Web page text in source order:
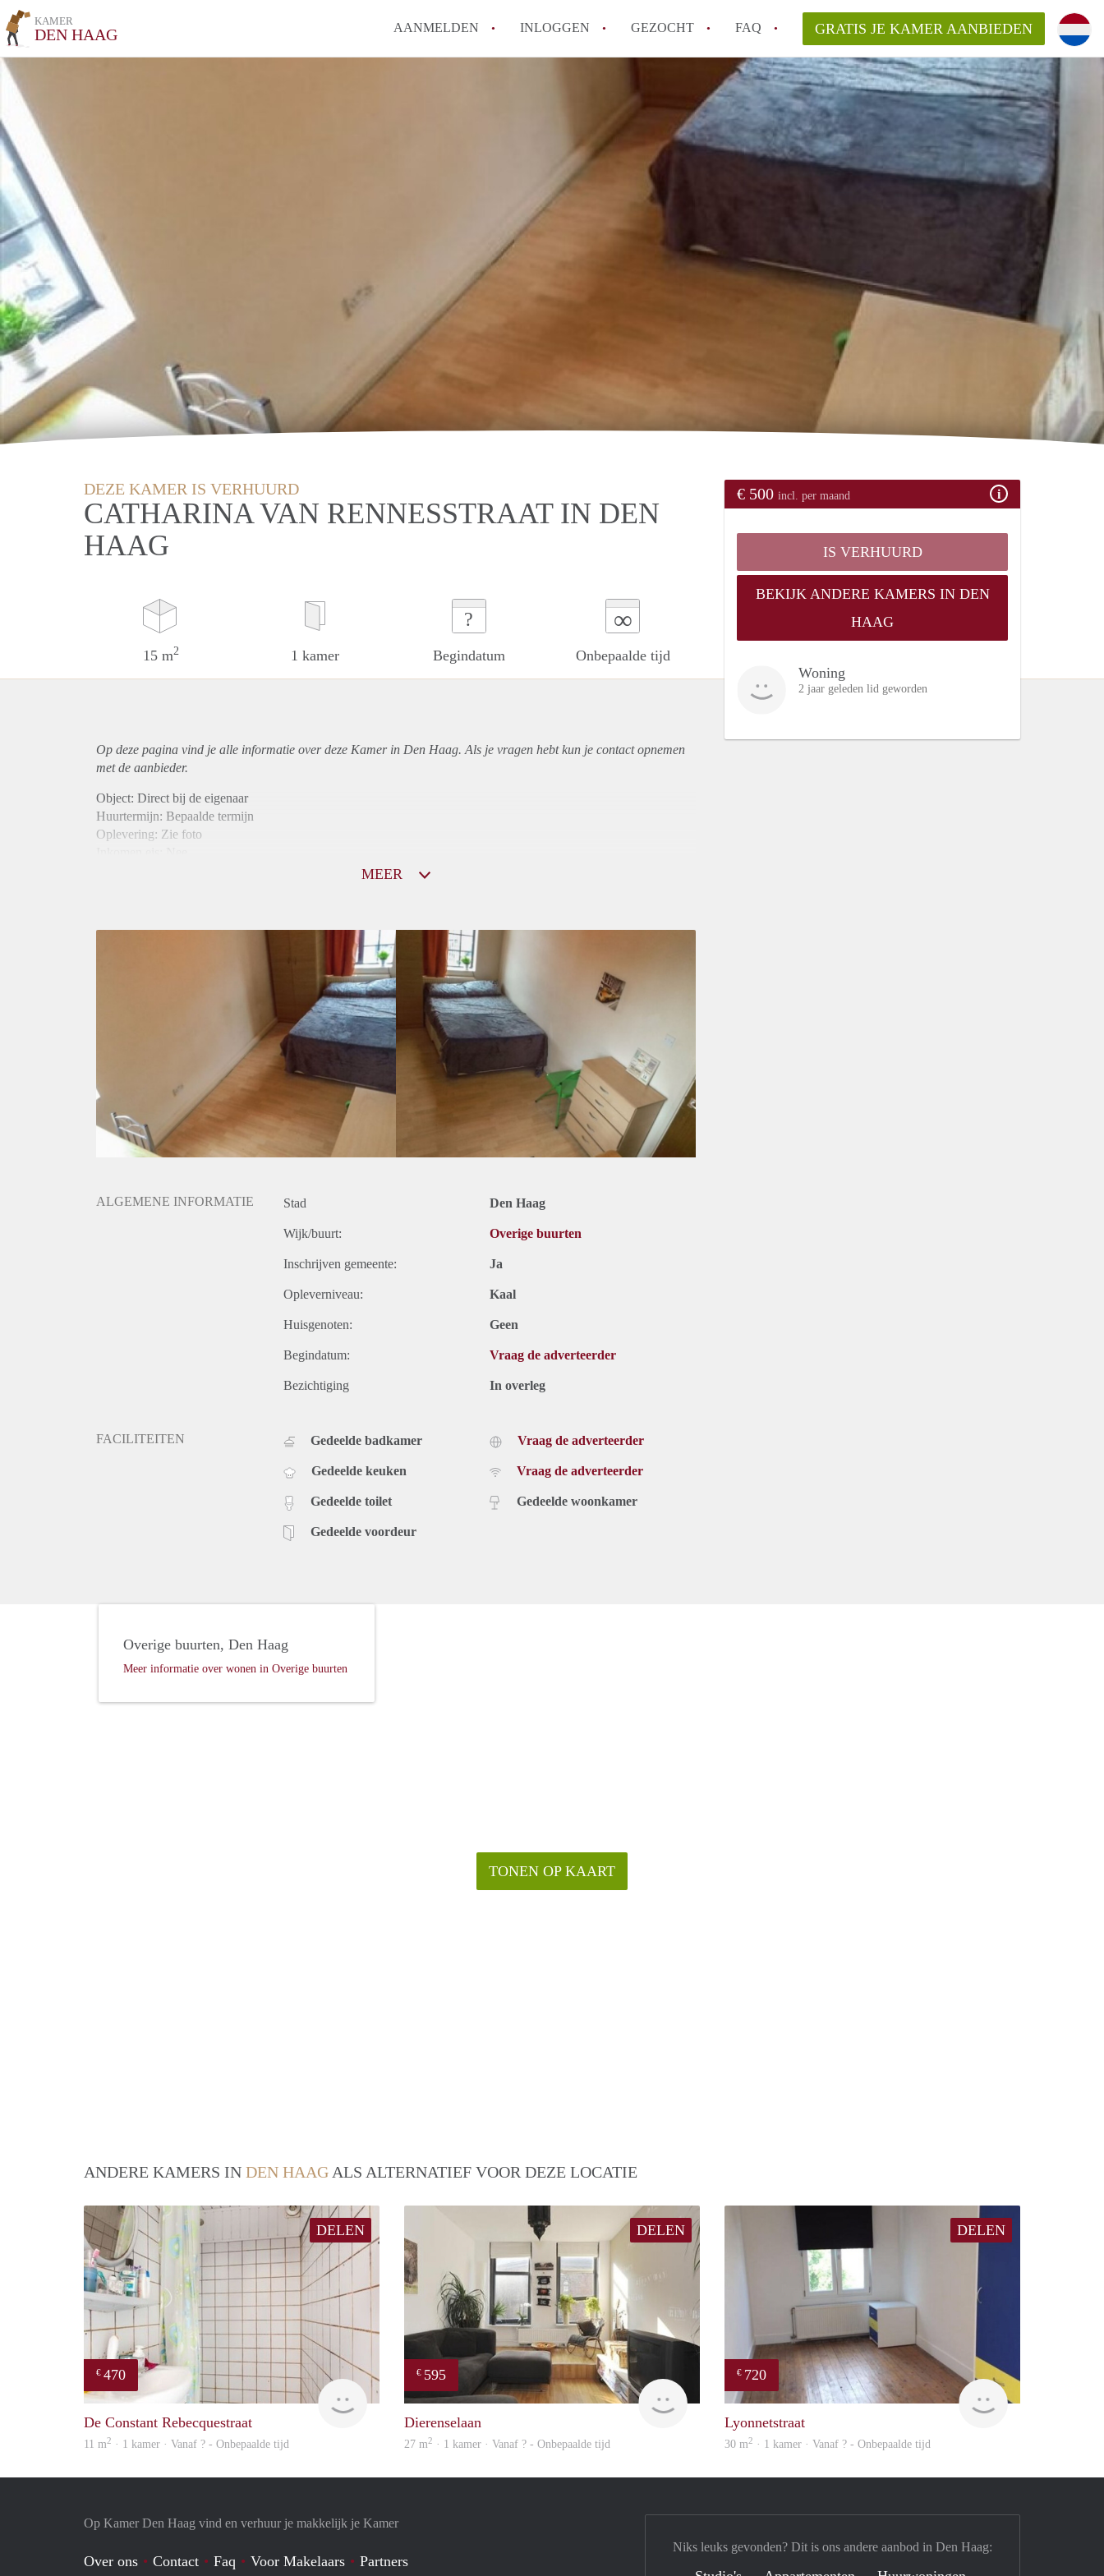
KAMER
DEN HAAG AANMELDEN INLOGGEN GEZOCHT FAQ
How to translate KamerDenHaag!
Wat is KamerDenHaag?
Hoeveel kost het om te reageren op een Kamer in Den Haag?
Wat is de privacyverklaring van KamerDenHaag?
Berekent KamerDenHaag makelaarsvergoeding/bemiddelingsvergoeding?
Alle veelgestelde vragen
GRATIS JE KAMER AANBIEDEN
DEZE KAMER IS VERHUURD
CATHARINA VAN RENNESSTRAAT IN DEN
HAAG
15 m2 1 kamer
?
Begindatum
∞
Onbepaalde tijd
€ 500 incl. per maand
IS VERHUURD
BEKIJK ANDERE KAMERS IN DEN
HAAG
Woning
2 jaar geleden lid geworden
Op deze pagina vind je alle informatie over deze Kamer in Den Haag. Als je vragen hebt kun je contact opnemen
met de aanbieder.
Object: Direct bij de eigenaar
Huurtermijn: Bepaalde termijn
Oplevering: Zie foto
MEER
ALGEMENE INFORMATIE Stad Den Haag
Wijk/buurt: Overige buurten
Inschrijven gemeente: Ja
Opleverniveau: Kaal
Huisgenoten: Geen
Begindatum: Vraag de adverteerder
Bezichtiging In overleg
FACILITEITEN Gedeelde badkamer
Gedeelde keuken
Gedeelde toilet
Gedeelde voordeur
Vraag de adverteerder
Vraag de adverteerder
Gedeelde woonkamer
TONEN OP KAART
Overige buurten, Den Haag
Meer informatie over wonen in Overige buurten
ANDERE KAMERS IN DEN HAAG ALS ALTERNATIEF VOOR DEZE LOCATIE
DELEN
€ 470
Woning
De Constant Rebecquestraat
11 m2 · 1 kamer · Vanaf ? - Onbepaalde tijd
DELEN
€ 595
Dierenselaan
27 m2 · 1 kamer · Vanaf ? - Onbepaalde tijd
DELEN
€ 720
rent
Lyonnetstraat
30 m2 · 1 kamer · Vanaf ? - Onbepaalde tijd
Op Kamer Den Haag vind en verhuur je makkelijk je Kamer
Over ons Contact Faq Voor Makelaars Partners
Niks leuks gevonden? Dit is ons andere aanbod in Den Haag: